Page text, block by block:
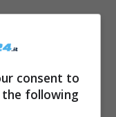
estrazioni)
consent to
following